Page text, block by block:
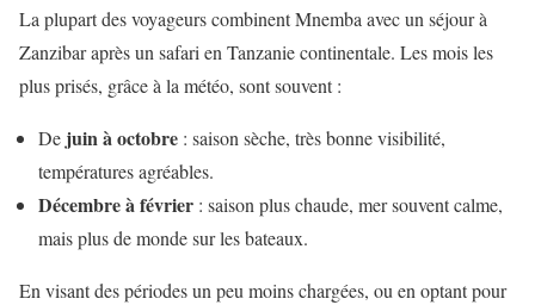
La plupart des voyageurs combinent Mnemba avec un séjour à
Zanzibar après un safari en Tanzanie continentale. Les mois les
plus prisés, grâce à la météo, sont souvent :
De juin à octobre : saison sèche, très bonne visibilité,
températures agréables.
Décembre à février : saison plus chaude, mer souvent calme,
mais plus de monde sur les bateaux.
En visant des périodes un peu moins chargées, ou en optant pour